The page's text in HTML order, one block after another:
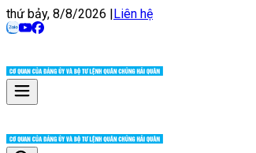
thứ bảy, 8/8/2026 |Liên hệ